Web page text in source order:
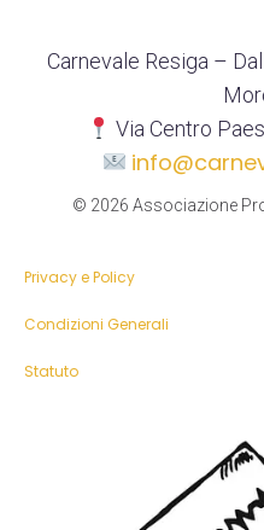
Carnevale Resiga –
Via Centro
© 2026 Associazione
Privacy e Policy
Condizioni Generali
Statuto